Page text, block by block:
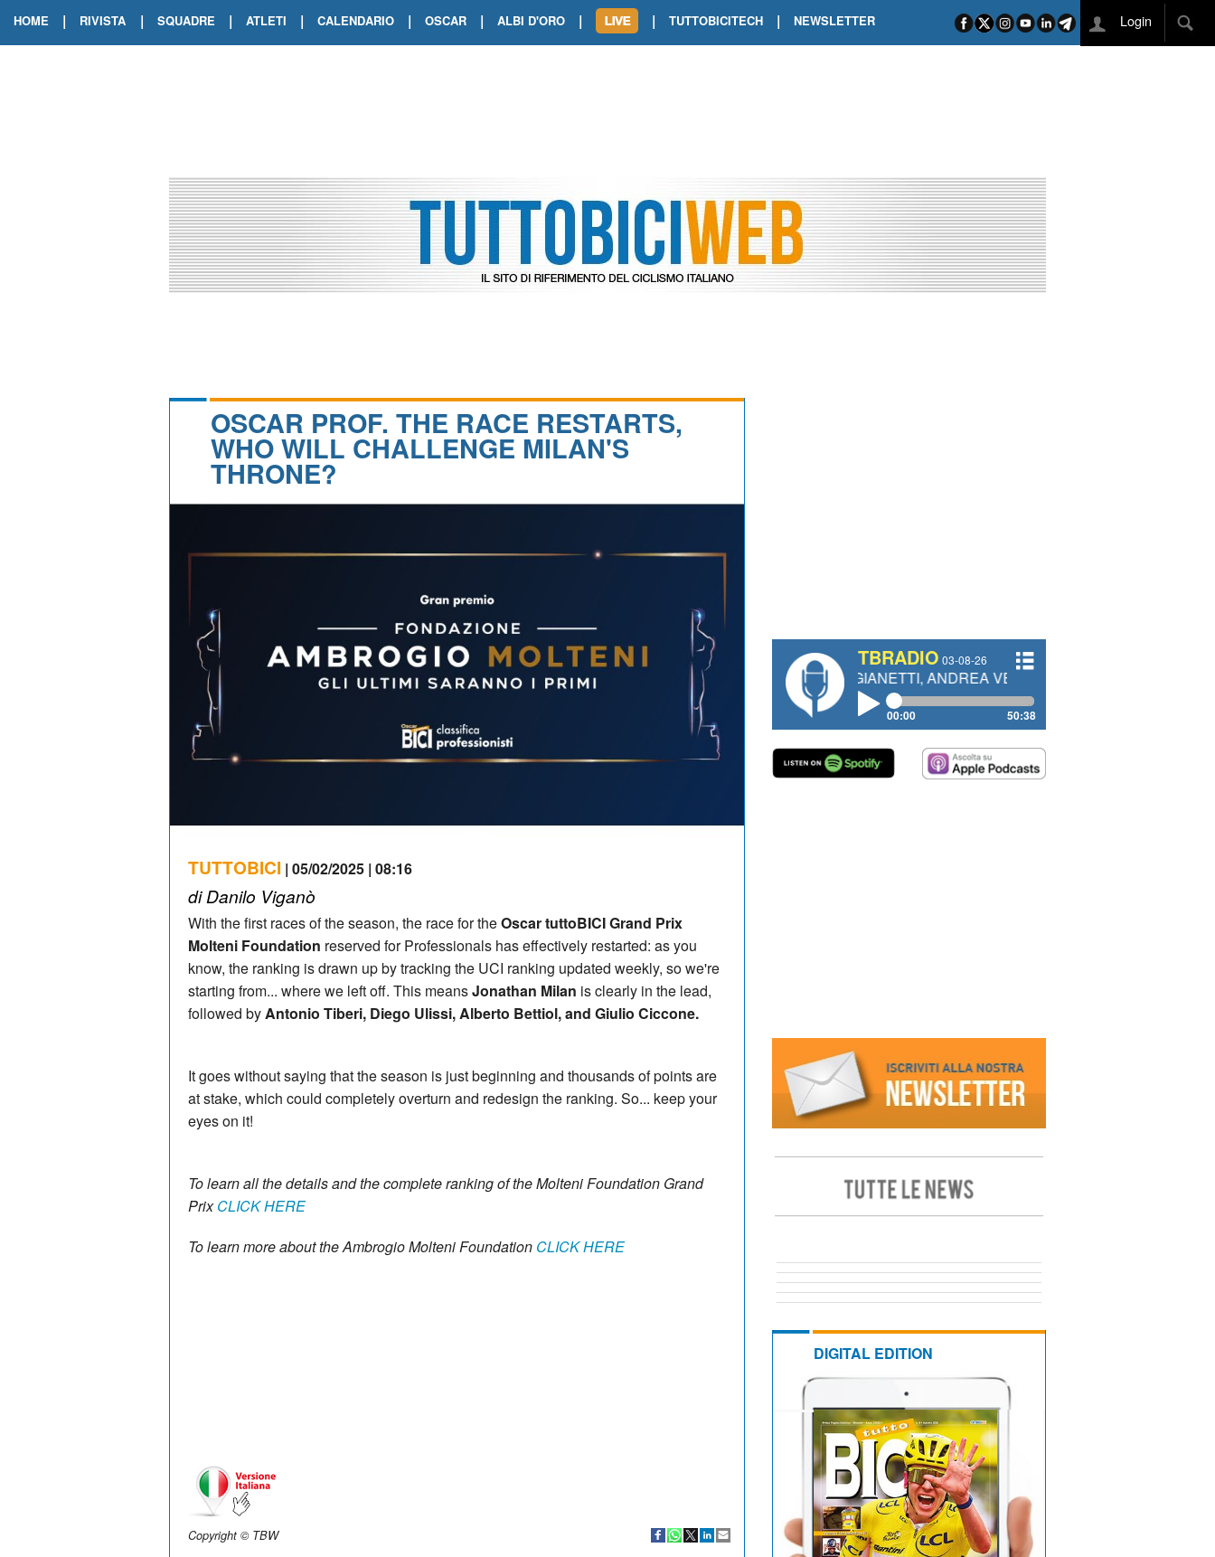
HOME | RIVISTA | SQUADRE | ATLETI | CALENDARIO | OSCAR | ALBI D'ORO |
TOUR DE FRANCE. ORCIERES-MERLETTE INCORONA CARAPAZ
TOUR DE FRANCE. A VOIRON TRIONFO DI PHILIPSEN SU SCHMID E KOOIJ
| TUTTOBICITECH | NEWSLETTER Login
OSCAR PROF. THE RACE RESTARTS,
WHO WILL CHALLENGE MILAN'S
THRONE?
TUTTOBICI | 05/02/2025 | 08:16
di Danilo Viganò
With the first races of the season, the race for theOscar tuttoBICI Grand Prix
Molteni Foundation reserved for Professionals has effectively restarted: as you
know, the ranking is drawn up by tracking the UCI ranking updated weekly, so we're
starting from... where we left off. This meansJonathan Milan is clearly in the lead,
followed byAntonio Tiberi, Diego Ulissi, Alberto Bettiol, and Giulio Ciccone.
It goes without saying that the season is just beginning and thousands of points are
at stake, which could completely overturn and redesign the ranking. So... keep your
eyes on it!
To learn all the details and the complete ranking of the Molteni Foundation Grand
PrixCLICK HERE
To learn more about the Ambrogio Molteni Foundation CLICK HERE
Copyright © TBW
TBRADIO 03-08-26
#334 CHARLY WEGELIUS, MAURO GIANETTI, ANDREA VENDRAME, FILIPPO FIORELLI
00:00 50:38
DIGITAL EDITION